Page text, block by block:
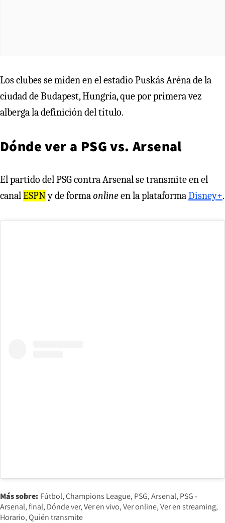
Los clubes se miden en el estadio Puskás Aréna de la
ciudad de Budapest, Hungría, que por primera vez
alberga la definición del título.
Dónde ver a PSG vs. Arsenal
El partido del PSG contra Arsenal se transmite en el
canalESPNy de formaonlineen la plataformaDisney+.
Más sobre: Fútbol Champions League PSG Arsenal PSG -
Arsenal final Dónde ver Ver en vivo Ver online Ver en streaming
Horario Quién transmite